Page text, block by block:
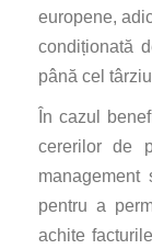
europene,
condiționată
până cel
În cazul
cererilor de
management
pentru a
achite